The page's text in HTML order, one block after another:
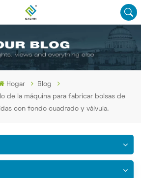
Hogar
Blog
de la máquina para fabricar bolsas de
con fondo cuadrado y válvula.